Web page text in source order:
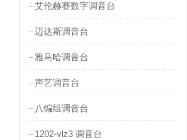
艾伦赫赛数字调音台
迈达斯调音台
雅马哈调音台
声艺调音台
八编组调音台
1202-vlz3 调音台